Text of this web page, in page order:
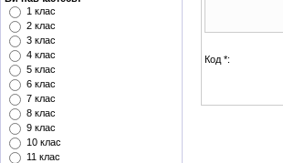
1 клас
2 клас
3 клас
4 клас
5 клас
6 клас
7 клас
8 клас
9 клас
10 клас
11 клас
Код *: